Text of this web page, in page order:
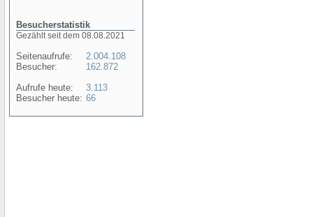
Besucherstatistik
Gezählt seit dem 08.08.2021
Seitenaufrufe:
Besucher:
Aufrufe heute:
Besucher heute:
2.004.108
162.872
3.113
66